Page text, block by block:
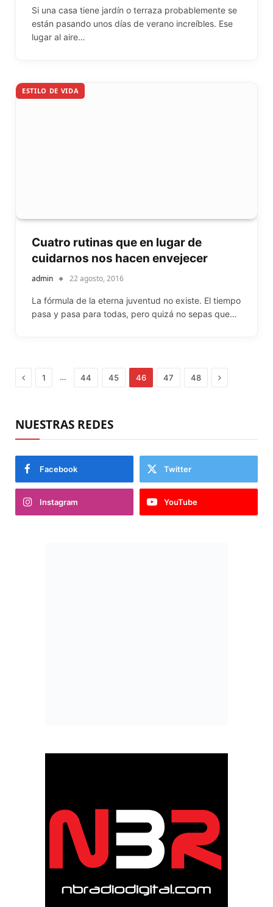
Si una casa tiene jardín o terraza probablemente se
están pasando unos días de verano increíbles. Ese
lugar al aire…
ESTILO DE VIDA
Cuatro rutinas que en lugar de
cuidarnos nos hacen envejecer
admin 22 agosto, 2016
La fórmula de la eterna juventud no existe. El tiempo
pasa y pasa para todas, pero quizá no sepas que…
Previous
1 … 44 45 46 47 48 Next
NUESTRAS REDES
Facebook Twitter
Instagram YouTube